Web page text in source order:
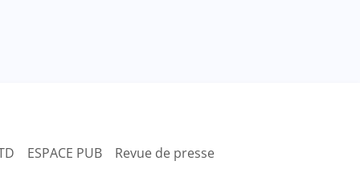
ESPACE PUB Revue de presse